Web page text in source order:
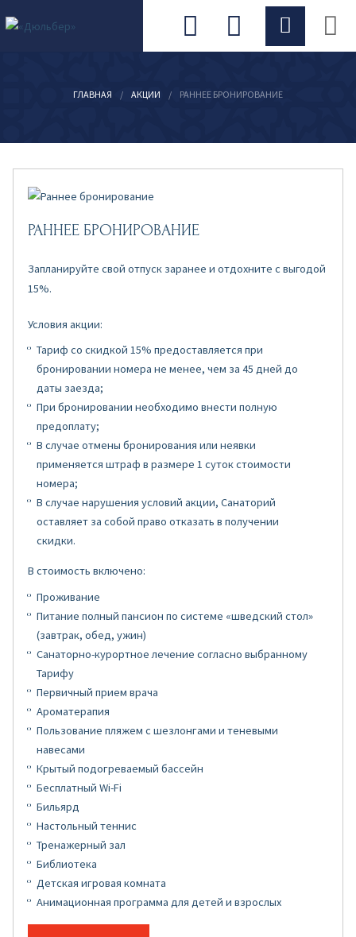
ГЛАВНАЯ / АКЦИИ / РАННЕЕ БРОНИРОВАНИЕ
РАННЕЕ БРОНИРОВАНИЕ
Запланируйте свой отпуск заранее и отдохните с выгодой
15%.
Условия акции:
Тариф со скидкой 15% предоставляется при
бронировании номера не менее, чем за 45 дней до
даты заезда;
При бронировании необходимо внести полную
предоплату;
В случае отмены бронирования или неявки
применяется штраф в размере 1 суток стоимости
номера;
В случае нарушения условий акции, Санаторий
оставляет за собой право отказать в получении
скидки.
В стоимость включено:
Проживание
Питание полный пансион по системе «шведский стол»
(завтрак, обед, ужин)
Санаторно-курортное лечение согласно выбранному
Тарифу
Первичный прием врача
Ароматерапия
Пользование пляжем с шезлонгами и теневыми
навесами
Крытый подогреваемый бассейн
Бесплатный Wi-Fi
Бильярд
Настольный теннис
Тренажерный зал
Библиотека
Детская игровая комната
Анимационная программа для детей и взрослых